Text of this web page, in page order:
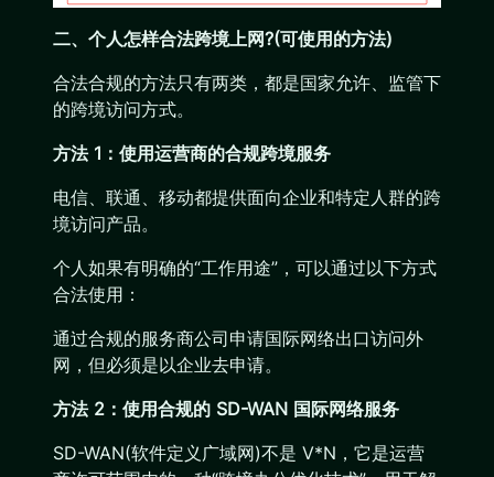
二、个人怎样合法跨境上网?(可使用的方法)
合法合规的方法只有两类，都是国家允许、监管下
的跨境访问方式。
方法 1：使用运营商的合规跨境服务
电信、联通、移动都提供面向企业和特定人群的跨
境访问产品。
个人如果有明确的“工作用途”，可以通过以下方式
合法使用：
通过合规的服务商公司申请国际网络出口访问外
网，但必须是以企业去申请。
方法 2：使用合规的 SD-WAN 国际网络服务
SD-WAN(软件定义广域网)不是 V*N，它是运营